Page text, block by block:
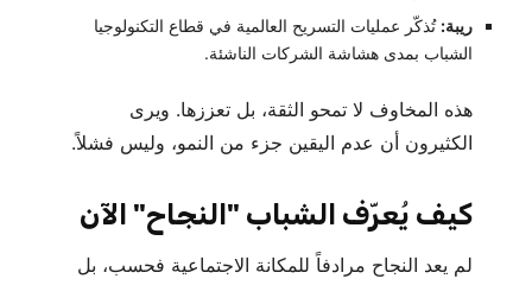
ريبة: تُذكّر عمليات التسريح العالمية في قطاع التكنولوجيا
الشباب بمدى هشاشة الشركات الناشئة.
هذه المخاوف لا تمحو الثقة، بل تعززها. ويرى
الكثيرون أن عدم اليقين جزء من النمو، وليس فشلاً.
كيف يُعرّف الشباب "النجاح" الآن
لم يعد النجاح مرادفاً للمكانة الاجتماعية فحسب، بل